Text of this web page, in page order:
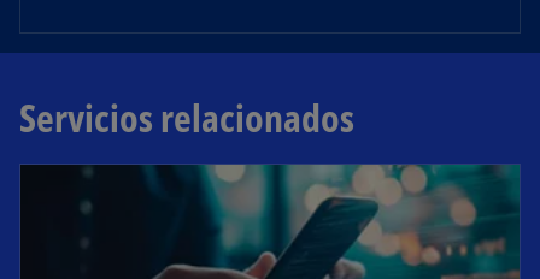
Servicios relacionados